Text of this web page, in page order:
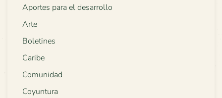
Aportes para el desarrollo
Arte
Boletines
Caribe
Comunidad
Coyuntura